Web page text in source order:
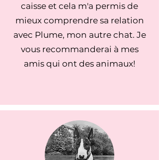
caisse et cela m'a permis de
mieux comprendre sa relation
avec Plume, mon autre chat. Je
vous recommanderai à mes
amis qui ont des animaux!